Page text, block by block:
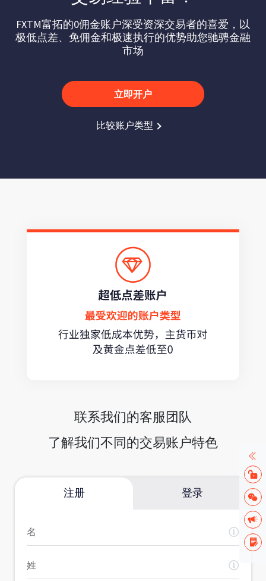
FXTM富拓的0佣金账户深受资深交易者的喜爱，以
极低点差、免佣金和极速执行的优势助您驰骋金融
市场
比较账户类型
立即开户
联系我们的客服团队
了解我们不同的交易账户特色